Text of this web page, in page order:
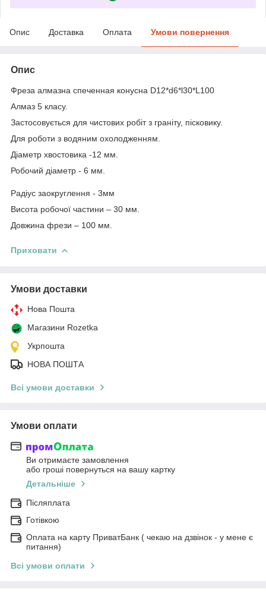
Опис Доставка Оплата Умови повернення
Опис
Фреза алмазна спеченная конусна D12*d6*l30*L100
Алмаз 5 класу.
Застосовується для чистових робіт з граніту, пісковику.
Для роботи з водяним охолодженням.
Діаметр хвостовика -12 мм.
Робочий діаметр - 6 мм.
Радіус заокруглення - 3мм
Висота робочої частини – 30 мм.
Довжина фрези – 100 мм.
Приховати
Умови доставки
Нова Пошта
Магазини Rozetka
Укрпошта
НОВА ПОШТА
Всі умови доставки
Умови оплати
Ви отримаєте замовлення
або гроші повернуться на вашу картку
Детальніше
Післяплата
Готівкою
Оплата на карту ПриватБанк ( чекаю на дзвінок - у мене є
питання)
Всі умови оплати